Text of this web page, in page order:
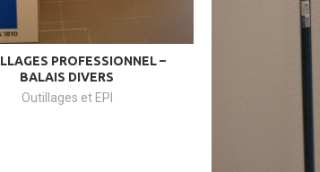
PROFESSIONNEL –
BALAIS DIVERS
Outillages et EPI